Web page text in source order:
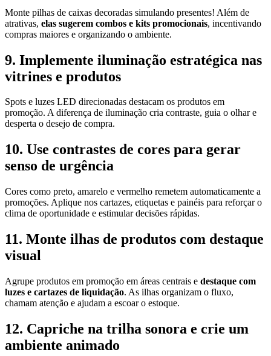
Monte pilhas de caixas decoradas simulando presentes! Além de
atrativas, elas sugerem combos e kits promocionais, incentivando
compras maiores e organizando o ambiente.
9. Implemente iluminação estratégica nas
vitrines e produtos
Spots e luzes LED direcionadas destacam os produtos em
promoção. A diferença de iluminação cria contraste, guia o olhar e
desperta o desejo de compra.
10. Use contrastes de cores para gerar
senso de urgência
Cores como preto, amarelo e vermelho remetem automaticamente a
promoções. Aplique nos cartazes, etiquetas e painéis para reforçar o
clima de oportunidade e estimular decisões rápidas.
11. Monte ilhas de produtos com destaque
visual
Agrupe produtos em promoção em áreas centrais e destaque com
luzes e cartazes de liquidação. As ilhas organizam o fluxo,
chamam atenção e ajudam a escoar o estoque.
12. Capriche na trilha sonora e crie um
ambiente animado